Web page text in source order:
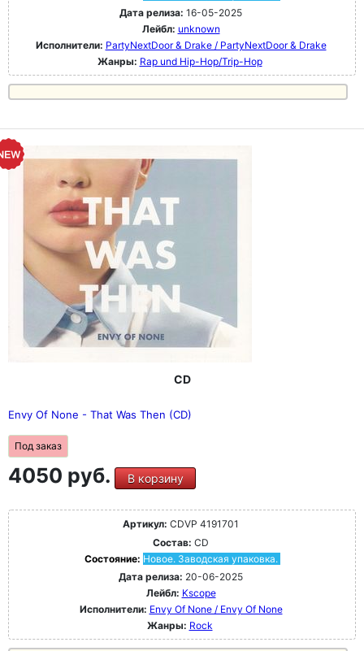
Дата релиза: 16-05-2025
Лейбл: unknown
Исполнители: PartyNextDoor & Drake / PartyNextDoor & Drake
Жанры: Rap und Hip-Hop/Trip-Hop
CD
Envy Of None - That Was Then (CD)
Под заказ
4050 руб. В корзину
Артикул: CDVP 4191701
Состав: CD
Состояние: Новое. Заводская упаковка.
Дата релиза: 20-06-2025
Лейбл: Kscope
Исполнители: Envy Of None / Envy Of None
Жанры: Rock